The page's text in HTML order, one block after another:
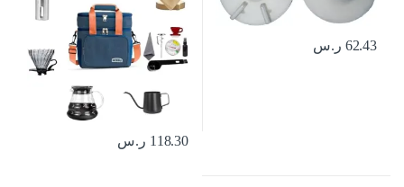
62.43 ر.س
118.30 ر.س